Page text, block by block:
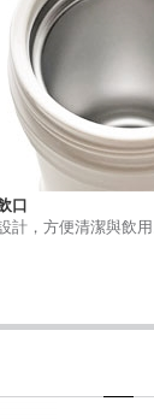
口
計，方便清潔與飲用